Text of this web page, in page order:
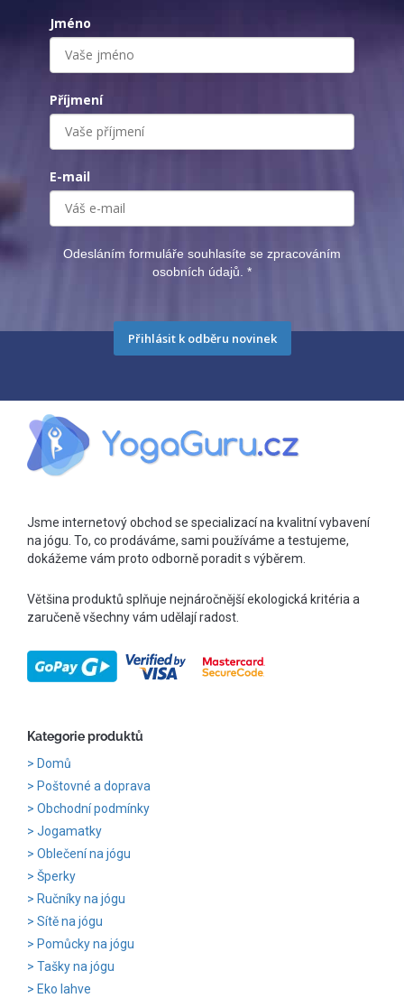
Jméno
Příjmení
E-mail
Odesláním formuláře souhlasíte se zpracováním
osobních údajů. *
Přihlásit k odběru novinek
Jsme internetový obchod se specializací na kvalitní vybavení
na jógu. To, co prodáváme, sami používáme a testujeme,
dokážeme vám proto odborně poradit s výběrem.
Většina produktů splňuje nejnáročnější ekologická kritéria a
zaručeně všechny vám udělají radost.
Kategorie produktů
Domů
Poštovné a doprava
Obchodní podmínky
Jogamatky
Oblečení na jógu
Šperky
Ručníky na jógu
Sítě na jógu
Pomůcky na jógu
Tašky na jógu
Eko lahve